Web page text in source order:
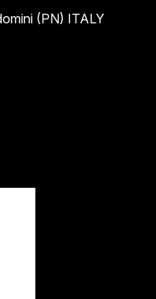
(PN) ITALY